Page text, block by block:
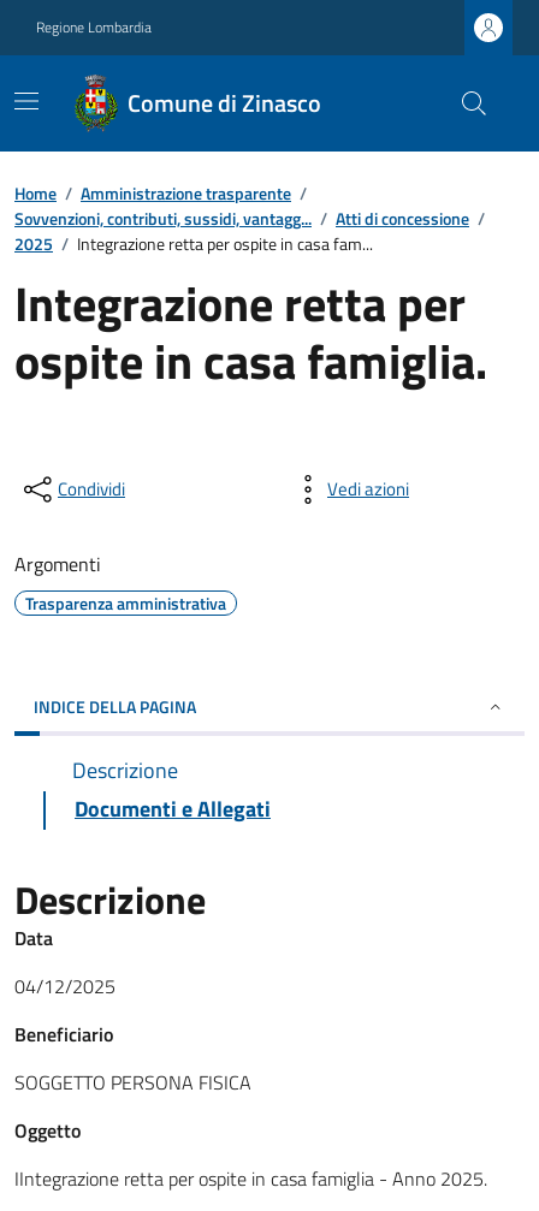
Regione Lombardia
Comune di Zinasco
Home / Amministrazione trasparente /
Sovvenzioni, contributi, sussidi, vantagg... / Atti di concessione /
2025 / Integrazione retta per ospite in casa fam...
Integrazione retta per
ospite in casa famiglia.
Condividi Vedi azioni
Argomenti
Trasparenza amministrativa
INDICE DELLA PAGINA
Descrizione
Documenti e Allegati
Descrizione
Data
04/12/2025
Beneficiario
SOGGETTO PERSONA FISICA
Oggetto
IIntegrazione retta per ospite in casa famiglia - Anno 2025.